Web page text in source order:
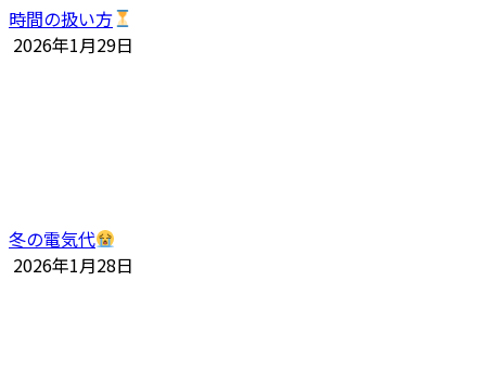
時間の扱い方
2026年1月29日
冬の電気代
2026年1月28日